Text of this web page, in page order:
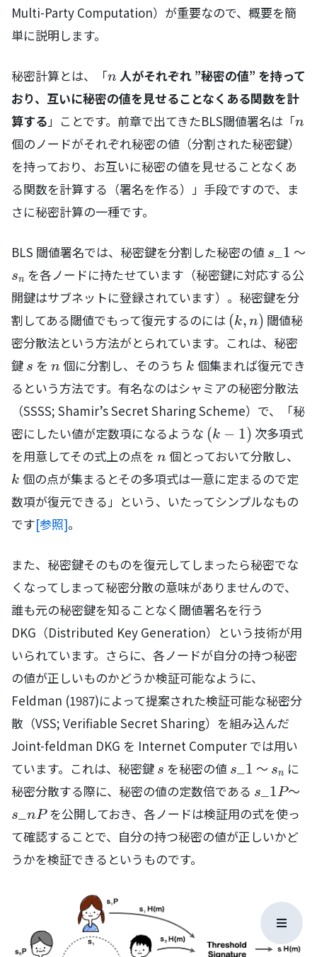
Multi-Party Computation）が重要なので、概要を簡
単に説明します。
秘密計算とは、「n
n 人がそれぞれ ”秘密の値” を持って
おり、互いに秘密の値を見せることなくある関数を計
算する」ことです。前章で出てきたBLS閾値署名は「n
n
個のノードがそれぞれ秘密の値（分割された秘密鍵）
を持っており、お互いに秘密の値を見せることなくあ
る関数を計算する（署名を作る）」手段ですので、ま
さに秘密計算の一種です。
BLS 閾値署名では、秘密鍵を分割した秘密の値 s\_1
s_1 〜
s_n
sn を各ノードに持たせています（秘密鍵に対応する公
開鍵はサブネットに登録されています）。秘密鍵を分
割してある閾値でもって復元するのには (k, n)
(k, n) 閾値秘
密分散法という方法がとられています。これは、秘密
鍵 s
s を n
n 個に分割し、そのうち k
k 個集まれば復元でき
るという方法です。有名なのはシャミアの秘密分散法
（SSSS; Shamir’s Secret Sharing Scheme）で、「秘
密にしたい値が定数項になるような (k-1)
(k − 1) 次多項式
を用意してその式上の点を n
n 個とっておいて分散し、
k
k 個の点が集まるとその多項式は一意に定まるので定
数項が復元できる」という、いたってシンプルなもの
です[参照]。
また、秘密鍵そのものを復元してしまったら秘密でな
くなってしまって秘密分散の意味がありませんので、
誰も元の秘密鍵を知ることなく閾値署名を行う
DKG（Distributed Key Generation）という技術が用
いられています。さらに、各ノードが自分の持つ秘密
の値が正しいものかどうか検証可能なように、
Feldman (1987)によって提案された検証可能な秘密分
散（VSS; Verifiable Secret Sharing）を組み込んだ
Joint-feldman DKG を Internet Computer では用い
ています。これは、秘密鍵 s
s を秘密の値 s\_1
s_1 〜 s_n
sn に
秘密分散する際に、秘密の値の定数倍である s\_{1}P
s_1P〜
s\_{n}P
s_nPを公開しておき、各ノードは検証用の式を使っ
て確認することで、自分の持つ秘密の値が正しいかど
うかを検証できるというものです。